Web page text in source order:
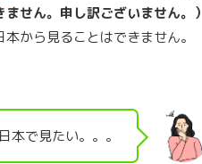
せん。 申し訳ございません。）
から見ることはできません。
本で見たい。。。